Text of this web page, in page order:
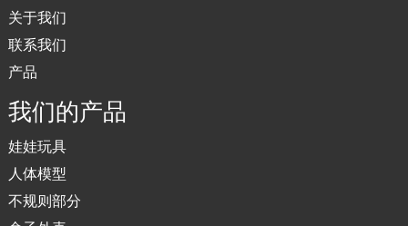
关于我们
联系我们
产品
我们的产品
娃娃玩具
人体模型
不规则部分